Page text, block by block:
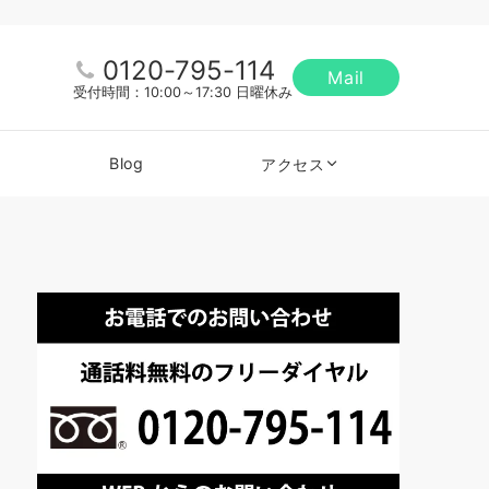
0120-795-114
受付時間：10:00～17:30 日曜休み
Mail
Blog アクセス